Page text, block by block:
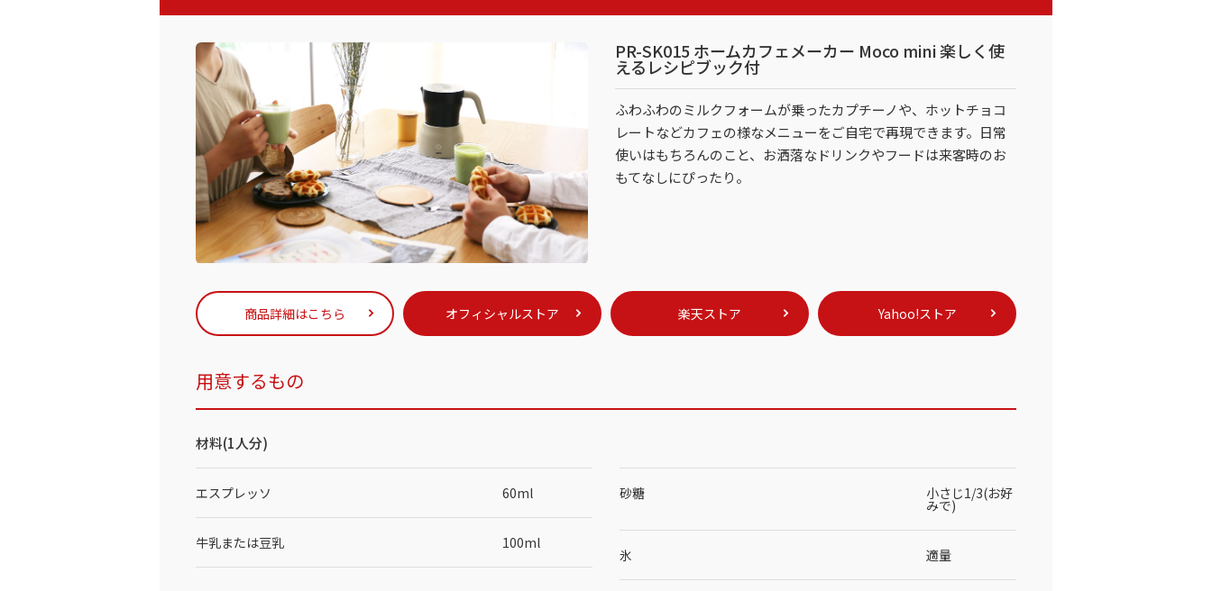
PR-SK015 ホームカフェメーカー Moco mini 楽しく使
えるレシピブック付
ふわふわのミルクフォームが乗ったカプチーノや、ホットチョコ
レートなどカフェの様なメニューをご自宅で再現できます。日常
使いはもちろんのこと、お洒落なドリンクやフードは来客時のお
もてなしにぴったり。
商品詳細はこちら オフィシャルストア 楽天ストア Yahoo!ストア
用意するもの
材料(1人分)
エスプレッソ 60ml
牛乳または豆乳 100ml
砂糖 小さじ1/3(お好
みで)
氷 適量